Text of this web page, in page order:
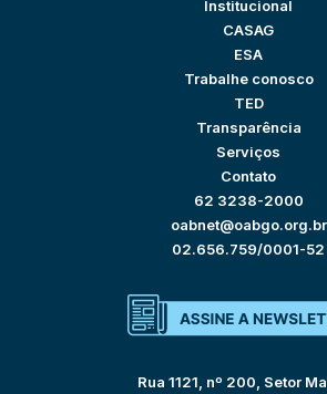
Institucional
CASAG
ESA
Trabalhe conosco
TED
Transparência
Serviços
Contato
62 3238-2000
oabnet@oabgo.org.br
02.656.759/0001-52
Rua 1121, nº 200, Setor